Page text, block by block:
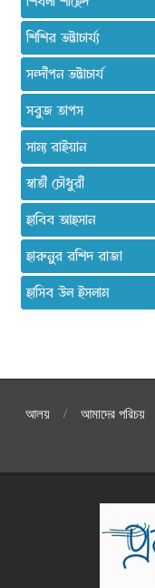
শিশির ভট্টাচার্য্য
সন্দীপন ভট্টাচার্য
সবুজ তাপস
সাম্য রাইয়ান
স্বাতী চৌধুরী
হাবিব আহসান
হারুনুর রশিদ রাজা
হাসিব উল ইসলাম
আলয় আমাদের পরিচয়